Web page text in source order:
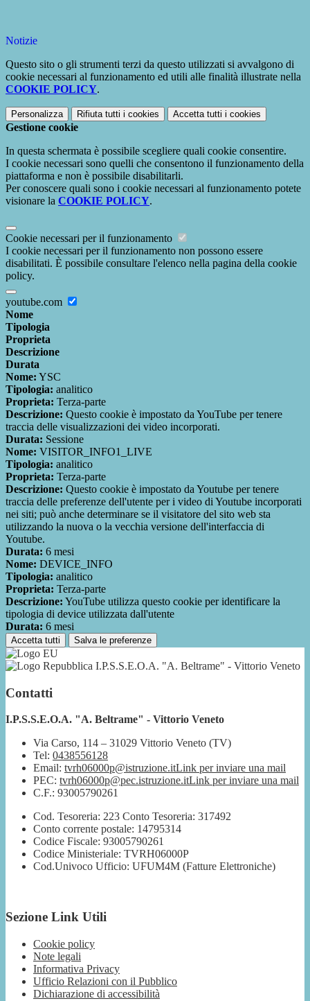
Notizie
Questo sito o gli strumenti terzi da questo utilizzati si avvalgono di
cookie necessari al funzionamento ed utili alle finalità illustrate nella
COOKIE POLICY.
Personalizza Rifiuta tutti i cookies Accetta tutti i cookies
Gestione cookie
In questa schermata è possibile scegliere quali cookie consentire.
I cookie necessari sono quelli che consentono il funzionamento della
piattaforma e non è possibile disabilitarli.
Per conoscere quali sono i cookie necessari al funzionamento potete
visionare la COOKIE POLICY.
Cookie necessari per il funzionamento
I cookie necessari per il funzionamento non possono essere
disabilitati. È possibile consultare l'elenco nella pagina della cookie
policy.
youtube.com
Nome
Tipologia
Proprieta
Descrizione
Durata
Nome: YSC
Tipologia: analitico
Proprieta: Terza-parte
Descrizione: Questo cookie è impostato da YouTube per tenere
traccia delle visualizzazioni dei video incorporati.
Durata: Sessione
Nome: VISITOR_INFO1_LIVE
Tipologia: analitico
Proprieta: Terza-parte
Descrizione: Questo cookie è impostato da Youtube per tenere
traccia delle preferenze dell'utente per i video di Youtube incorporati
nei siti; può anche determinare se il visitatore del sito web sta
utilizzando la nuova o la vecchia versione dell'interfaccia di
Youtube.
Durata: 6 mesi
Nome: DEVICE_INFO
Tipologia: analitico
Proprieta: Terza-parte
Descrizione: YouTube utilizza questo cookie per identificare la
tipologia di device utilizzata dall'utente
Durata: 6 mesi
Accetta tutti Salva le preferenze
I.P.S.S.E.O.A. "A. Beltrame" - Vittorio Veneto
Contatti
I.P.S.S.E.O.A. "A. Beltrame" - Vittorio Veneto
Via Carso, 114 – 31029 Vittorio Veneto (TV)
Tel: 0438556128
Email: tvrh06000p@istruzione.itLink per inviare una mail
PEC: tvrh06000p@pec.istruzione.itLink per inviare una mail
C.F.: 93005790261
Cod. Tesoreria: 223 Conto Tesoreria: 317492
Conto corrente postale: 14795314
Codice Fiscale: 93005790261
Codice Ministeriale: TVRH06000P
Cod.Univoco Ufficio: UFUM4M (Fatture Elettroniche)
Sezione Link Utili
Cookie policy
Note legali
Informativa Privacy
Ufficio Relazioni con il Pubblico
Dichiarazione di accessibilità